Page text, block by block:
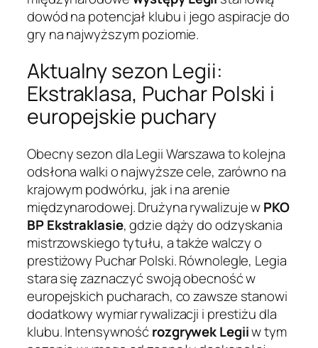
dowód na potencjał klubu i jego aspiracje do
gry na najwyższym poziomie.
Aktualny sezon Legii:
Ekstraklasa, Puchar Polski i
europejskie puchary
Obecny sezon dla Legii Warszawa to kolejna
odsłona walki o najwyższe cele, zarówno na
krajowym podwórku, jak i na arenie
międzynarodowej. Drużyna rywalizuje wPKO
BP Ekstraklasie, gdzie dąży do odzyskania
mistrzowskiego tytułu, a także walczy o
prestiżowy Puchar Polski. Równolegle, Legia
stara się zaznaczyć swoją obecność w
europejskich pucharach, co zawsze stanowi
dodatkowy wymiar rywalizacji i prestiżu dla
klubu. Intensywnośćrozgrywek Legiiw tym